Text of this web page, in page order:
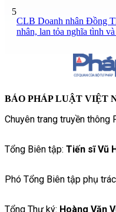
5
CLB Doanh nhân Đồng
nhân, lan tỏa nghĩa tình
BÁO PHÁP LUẬT VIỆT
Chuyên trang truyền thông
Tổng Biên tập: Tiến sĩ Vũ
Phó Tổng Biên tập phụ
Tổng Thư ký: Hoàng Văn